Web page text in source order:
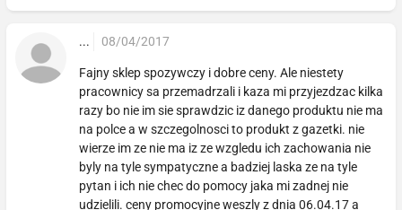
... 08/04/2017
Fajny sklep spozywczy i dobre ceny. Ale niestety
pracownicy sa przemadrzali i kaza mi przyjezdzac kilka
razy bo nie im sie sprawdzic iz danego produktu nie ma
na polce a w szczegolnosci to produkt z gazetki. nie
wierze im ze nie ma iz ze wzgledu ich zachowania nie
byly na tyle sympatyczne a badziej laska ze na tyle
pytan i ich nie chec do pomocy jaka mi zadnej nie
udzielili. ceny promocyjne weszly z dnia 06.04.17 a